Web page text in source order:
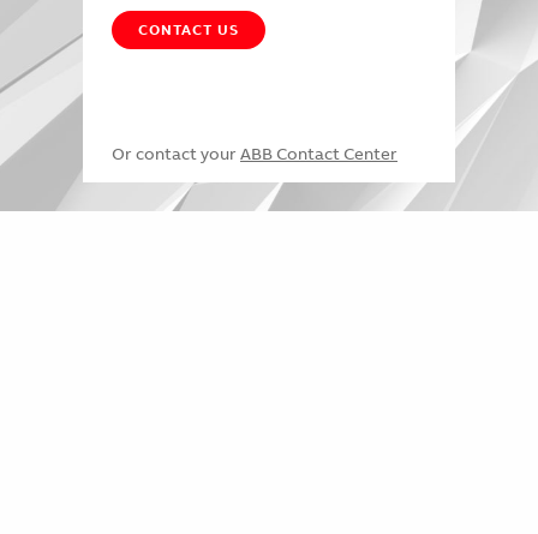
CONTACT US
Or contact your ABB Contact Center